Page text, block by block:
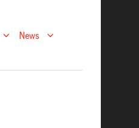
News